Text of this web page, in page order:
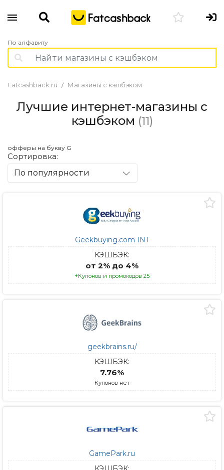
По алфавиту
Fatcashback.ru Магазины с кэшбэком
Лучшие интернет-магазины с
кэшбэком (11)
офферы на букву G
Сортировка:
По популярности
Geekbuying.com INT
КЭШБЭК:
от 2% до 4%
+Купонов и промокодов 25
geekbrains.ru/
КЭШБЭК:
7.76%
Купонов нет
GamePark.ru